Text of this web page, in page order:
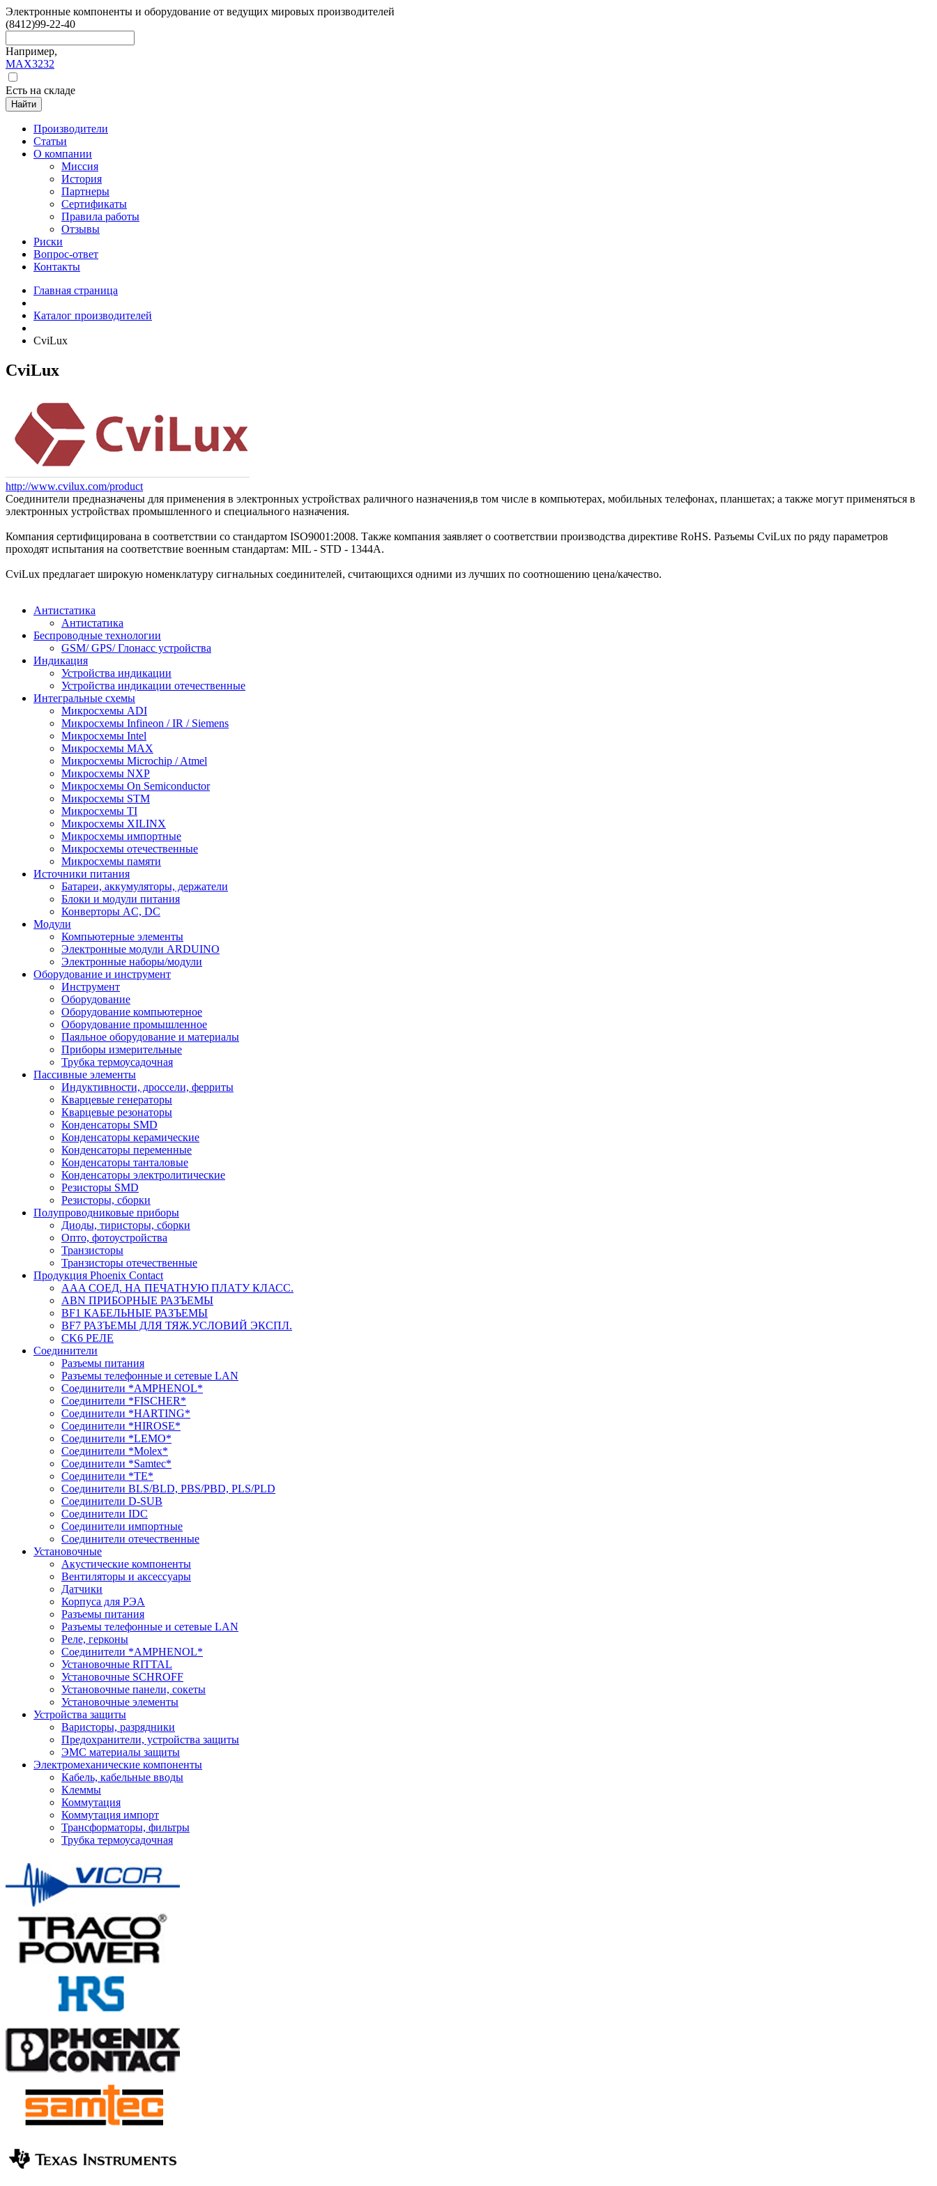
Электронные компоненты и оборудование от ведущих мировых производителей
(8412)99-22-40
Например,
MAX3232
Есть на складе
Найти
Производители
Статьи
О компании
Миссия
История
Партнеры
Сертификаты
Правила работы
Отзывы
Риски
Вопрос-ответ
Контакты
Главная страница
Каталог производителей
CviLux
CviLux
http://www.cvilux.com/product
Соединители предназначены для применения в электронных устройствах раличного назначения,в том числе в компьютерах, мобильных телефонах, планшетах; а также могут применяться в
электронных устройствах промышленного и специального назначения.
Компания сертифицирована в соответствии со стандартом ISO9001:2008. Также компания заявляет о соответствии производства директиве RoHS. Разъемы CviLux по ряду параметров
проходят испытания на соответствие военным стандартам: MIL - STD - 1344A.
CviLux предлагает широкую номенклатуру сигнальных соединителей, считающихся одними из лучших по соотношению цена/качество.
Антистатика
Антистатика
Беспроводные технологии
GSM/ GPS/ Глонасс устройства
Индикация
Устройства индикации
Устройства индикации отечественные
Интегральные схемы
Микросхемы ADI
Микросхемы Infineon / IR / Siemens
Микросхемы Intel
Микросхемы MAX
Микросхемы Microchip / Atmel
Микросхемы NXP
Микросхемы On Semiconductor
Микросхемы STM
Микросхемы TI
Микросхемы XILINX
Микросхемы импортные
Микросхемы отечественные
Микросхемы памяти
Источники питания
Батареи, аккумуляторы, держатели
Блоки и модули питания
Конверторы AC, DC
Модули
Компьютерные элементы
Электронные модули ARDUINO
Электронные наборы/модули
Оборудование и инструмент
Инструмент
Оборудование
Оборудование компьютерное
Оборудование промышленное
Паяльное оборудование и материалы
Приборы измерительные
Трубка термоусадочная
Пассивные элементы
Индуктивности, дроссели, ферриты
Кварцевые генераторы
Кварцевые резонаторы
Конденсаторы SMD
Конденсаторы керамические
Конденсаторы переменные
Конденсаторы танталовые
Конденсаторы электролитические
Резисторы SMD
Резисторы, сборки
Полупроводниковые приборы
Диоды, тиристоры, сборки
Опто, фотоустройства
Транзисторы
Транзисторы отечественные
Продукция Phoenix Contact
AAA СОЕД. НА ПЕЧАТНУЮ ПЛАТУ КЛАСС.
ABN ПРИБОРНЫЕ РАЗЪЕМЫ
BF1 КАБЕЛЬНЫЕ РАЗЪЕМЫ
BF7 РАЗЪЕМЫ ДЛЯ ТЯЖ.УСЛОВИЙ ЭКСПЛ.
CK6 РЕЛЕ
Соединители
Разъемы питания
Разъемы телефонные и сетевые LAN
Соединители *AMPHENOL*
Соединители *FISCHER*
Соединители *HARTING*
Соединители *HIROSE*
Соединители *LEMO*
Соединители *Molex*
Соединители *Samtec*
Соединители *TE*
Соединители BLS/BLD, PBS/PBD, PLS/PLD
Соединители D-SUB
Соединители IDC
Соединители импортные
Соединители отечественные
Установочные
Акустические компоненты
Вентиляторы и аксессуары
Датчики
Корпуса для РЭА
Разъемы питания
Разъемы телефонные и сетевые LAN
Реле, герконы
Соединители *AMPHENOL*
Установочные RITTAL
Установочные SCHROFF
Установочные панели, сокеты
Установочные элементы
Устройства защиты
Варисторы, разрядники
Предохранители, устройства защиты
ЭМС материалы защиты
Электромеханические компоненты
Кабель, кабельные вводы
Клеммы
Коммутация
Коммутация импорт
Трансформаторы, фильтры
Трубка термоусадочная